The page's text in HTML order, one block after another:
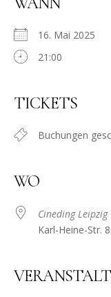
16. Mai 2025
21:00
TICKETS
Buchungen
WO
Cineding Leipzig
Karl-Heine-Str.